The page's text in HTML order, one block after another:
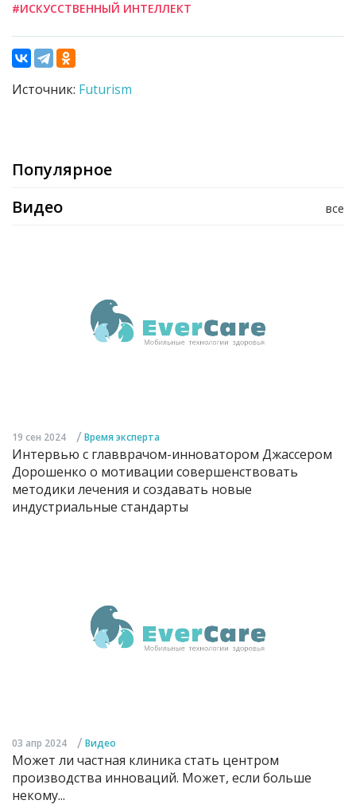
#ИСКУССТВЕННЫЙ ИНТЕЛЛЕКТ
Источник: Futurism
Популярное
все
Видео
19 сен 2024 / Время эксперта
Интервью с главврачом-инноватором Джассером
Дорошенко о мотивации совершенствовать
методики лечения и создавать новые
индустриальные стандарты
03 апр 2024 / Видео
Может ли частная клиника стать центром
производства инноваций. Может, если больше
некому...